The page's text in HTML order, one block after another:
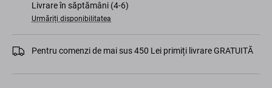
Livrare în săptămâni (4-6)
Urmăriți disponibilitatea
Pentru comenzi de mai sus 450 Lei primiți livrare GRATUITĂ